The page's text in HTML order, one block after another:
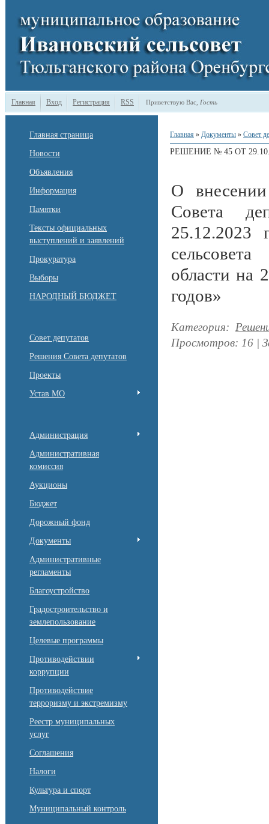
Главная Вход Регистрация RSS Приветствую Вас Гость
Главная страница
Новости
Объявления
Информация
Памятки
Тексты официальных
выступлений и заявлений
Прокуратура
Выборы
НАРОДНЫЙ БЮДЖЕТ
Совет депутатов
Решения Совета депутатов
Проекты
Устав МО
Администрация
Административная
комиссия
Аукционы
Бюджет
Дорожный фонд
Документы
Административные
регламенты
Благоустройство
Градостроительство и
землепользование
Целевые программы
Противодействии
коррупции
Противодействие
терроризму и экстремизму
Реестр муниципальных
услуг
Соглашения
Налоги
Культура и спорт
Муниципальный контроль
Главная » Документы » Совет
РЕШЕНИЕ № 45 ОТ
О
Совета
области на
годов»
Категория:
Просмотров: 16 |